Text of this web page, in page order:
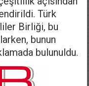
Türk
Birliği, bu
bunun
bulunuldu.